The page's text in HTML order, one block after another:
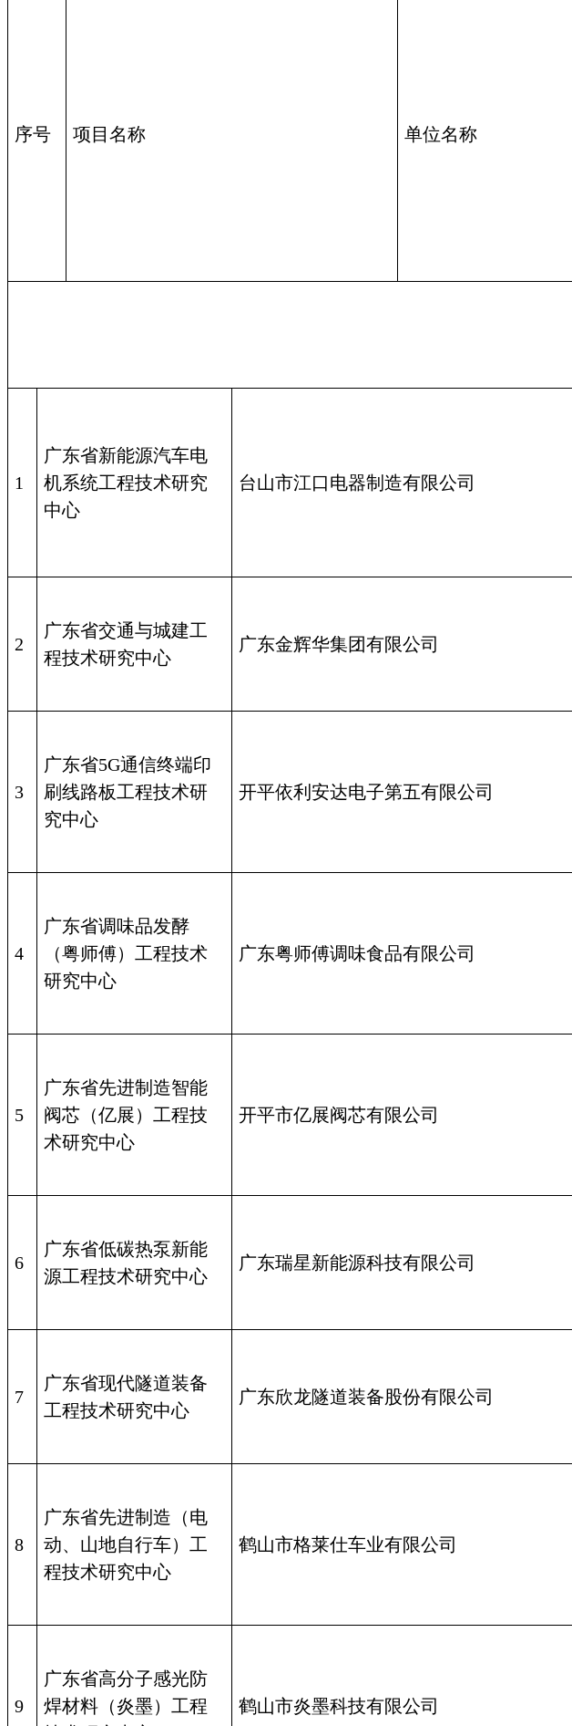
序号 项目名称 单位名称
1
广东省新能源汽车电
机系统工程技术研究
中心
台山市江口电器制造有限公司
2
广东省交通与城建工
程技术研究中心
广东金辉华集团有限公司
3
广东省5G通信终端印
刷线路板工程技术研
究中心
开平依利安达电子第五有限公司
4
广东省调味品发酵
（粤师傅）工程技术
研究中心
广东粤师傅调味食品有限公司
5
广东省先进制造智能
阀芯（亿展）工程技
术研究中心
开平市亿展阀芯有限公司
6
广东省低碳热泵新能
源工程技术研究中心
广东瑞星新能源科技有限公司
7
广东省现代隧道装备
工程技术研究中心
广东欣龙隧道装备股份有限公司
8
广东省先进制造（电
动、山地自行车）工
程技术研究中心
鹤山市格莱仕车业有限公司
9
广东省高分子感光防
焊材料（炎墨）工程
鹤山市炎墨科技有限公司